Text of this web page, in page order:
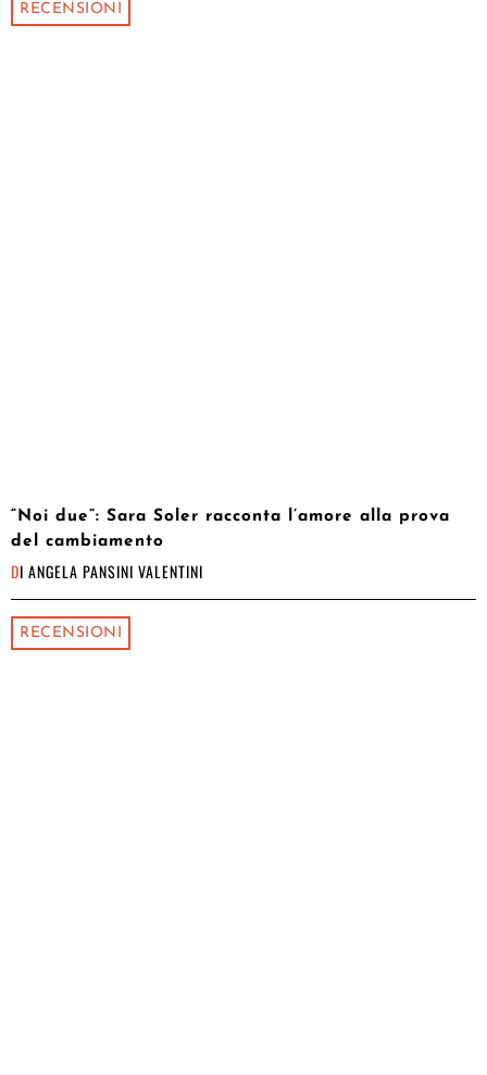
RECENSIONI
“Noi due”: Sara Soler racconta l’amore alla prova
del cambiamento
DI ANGELA PANSINI VALENTINI
RECENSIONI